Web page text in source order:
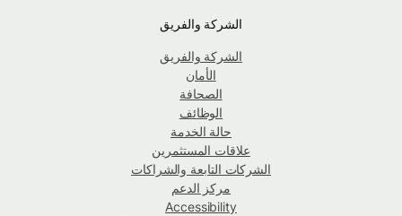
الشركة والفريق
الشركة والفريق
الأمان
الصحافة
الوظائف
حالة الخدمة
علاقات المستثمرين
الشركات التابعة والشراكات
مركز الدعم
Accessibility